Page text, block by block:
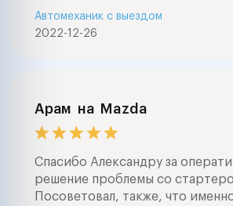
2022-12-26
Автомеханик с выездом
Арам на Mazda
Спасибо Александру за
решение проблемы со
Посоветовал, также, что